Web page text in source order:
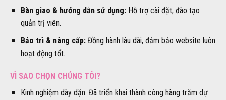
Bàn giao & hướng dẫn sử dụng:Hỗ trợ cài đặt, đào tạo
quản trị viên.
Bảo trì & nâng cấp:Đồng hành lâu dài, đảm bảo website luôn
hoạt động tốt.
VÌ SAO CHỌN CHÚNG TÔI?
Kinh nghiệm dày dặn: Đã triển khai thành công hàng trăm dự